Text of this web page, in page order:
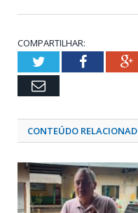
COMPARTILHAR:
TwitterFacebook
Email
CONTEÚDO